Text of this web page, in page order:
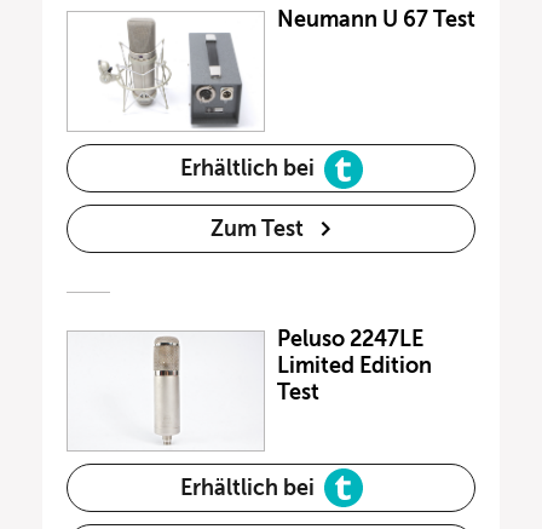
Neumann U 67 Test
Erhältlich bei
Zum Test
Peluso 2247LE
Limited Edition
Test
Erhältlich bei